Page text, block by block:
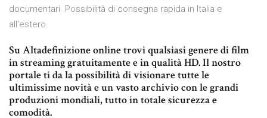
documentari. Possibilità di consegna rapida in Italia e
all'estero.
Su Altadefinizione online trovi qualsiasi genere di film
in streaming gratuitamente e in qualità HD. Il nostro
portale ti da la possibilità di visionare tutte le
ultimissime novità e un vasto archivio con le grandi
produzioni mondiali, tutto in totale sicurezza e
comodità.